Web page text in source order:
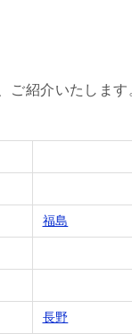
ご紹介いたします
福島
長野